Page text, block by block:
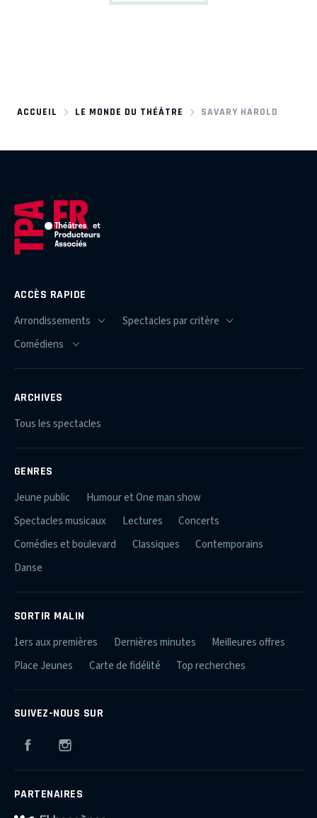
ACCUEIL LE MONDE DU THÉÂTRE SAVARY HAROLD
ACCÈS RAPIDE
ARCHIVES
Tous les spectacles
GENRES
Jeune public
Humour et One man show
Spectacles musicaux
Lectures
Concerts
Comédies et boulevard
Classiques
Contemporains
Danse
SORTIR MALIN
1ers aux premières Dernières minutes
Meilleures offres
Place Jeunes
Carte de fidélité Top recherches
SUIVEZ-NOUS SUR
Facebook
PARTENAIRES